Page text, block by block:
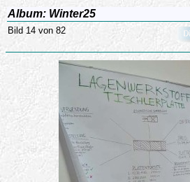
Album: Winter25
Bild 14 von 82